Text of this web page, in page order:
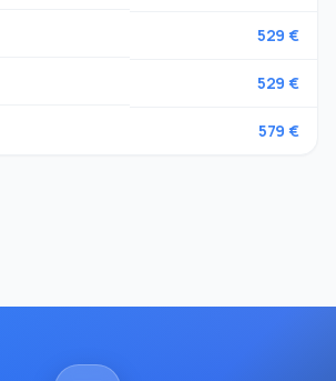
529 €
529 €
579 €